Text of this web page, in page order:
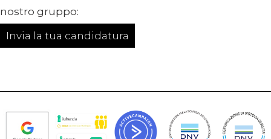
nostro gruppo:
Invia la tua candidatura